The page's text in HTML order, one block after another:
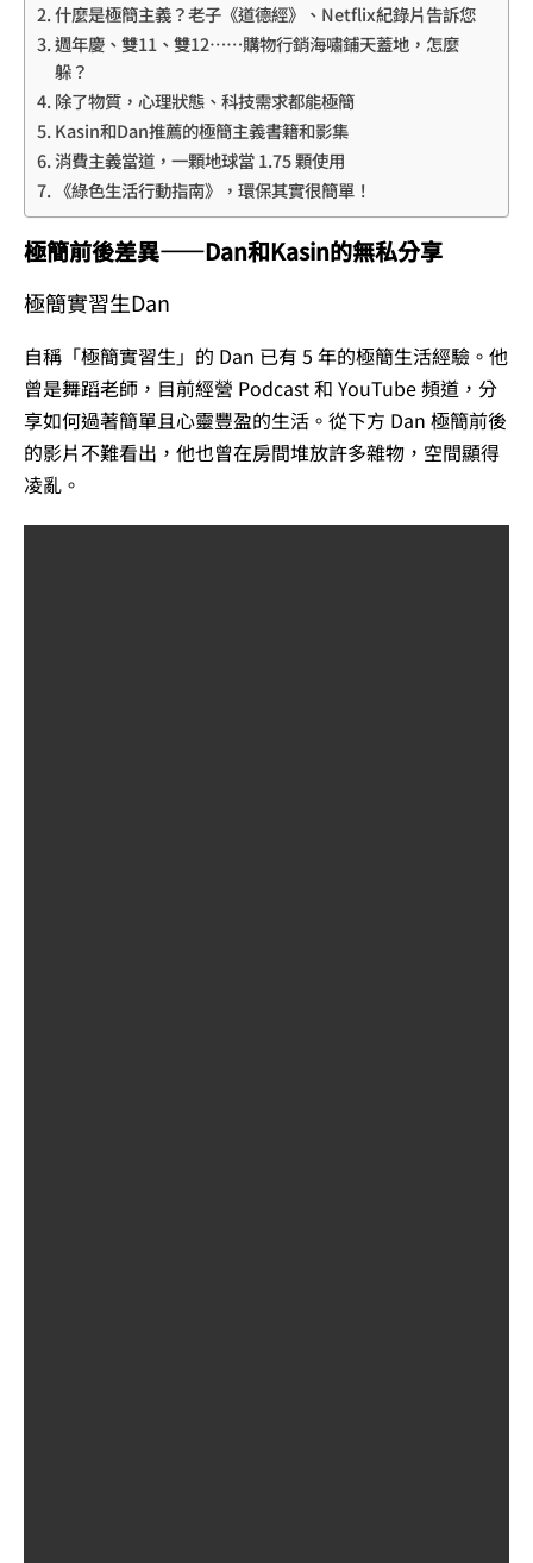
什麼是極簡主義？老子《道德經》、Netflix紀錄片告訴您
週年慶、雙11、雙12……購物行銷海嘯鋪天蓋地，怎麼
躲？
除了物質，心理狀態、科技需求都能極簡
Kasin和Dan推薦的極簡主義書籍和影集
消費主義當道，一顆地球當 1.75 顆使用
《綠色生活行動指南》，環保其實很簡單！
極簡前後差異——Dan和Kasin的無私分享
極簡實習生Dan
自稱「極簡實習生」的 Dan 已有 5 年的極簡生活經驗。他
曾是舞蹈老師，目前經營 Podcast 和 YouTube 頻道，分
享如何過著簡單且心靈豐盈的生活。從下方 Dan 極簡前後
的影片不難看出，他也曾在房間堆放許多雜物，空間顯得
凌亂。